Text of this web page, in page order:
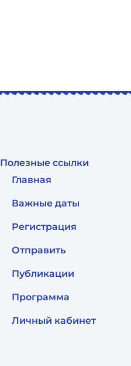
Полезные ссылки
Главная
Важные даты
Регистрация
Отправить
Публикации
Программа
Личный кабинет